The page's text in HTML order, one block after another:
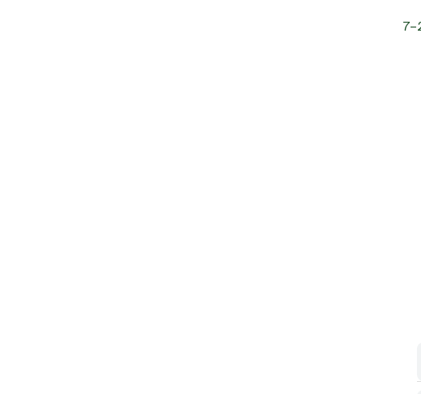
شجرة الاراك او المسواك Salvadora persica والمعروفة شجرة دائمة الخضرة أو شجيرة كبيرة، يتراوح ارتفاعها بين 2–7